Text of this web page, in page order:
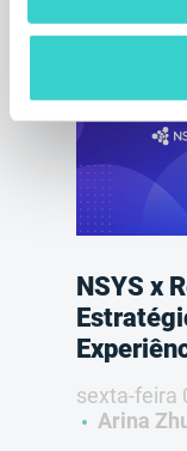
NSYS x
sexta-feira
Arina